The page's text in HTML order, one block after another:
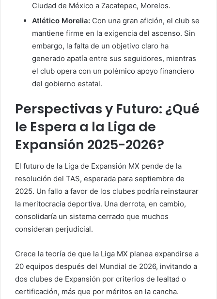
Ciudad de México a Zacatepec, Morelos.
Atlético Morelia: Con una gran afición, el club se
mantiene firme en la exigencia del ascenso. Sin
embargo, la falta de un objetivo claro ha
generado apatía entre sus seguidores, mientras
el club opera con un polémico apoyo financiero
del gobierno estatal.
Perspectivas y Futuro: ¿Qué
le Espera a la Liga de
Expansión 2025-2026?
El futuro de la Liga de Expansión MX pende de la
resolución del TAS, esperada para septiembre de
2025. Un fallo a favor de los clubes podría reinstaurar
la meritocracia deportiva. Una derrota, en cambio,
consolidaría un sistema cerrado que muchos
consideran perjudicial.
Crece la teoría de que la Liga MX planea expandirse a
20 equipos después del Mundial de 2026, invitando a
dos clubes de Expansión por criterios de lealtad o
certificación, más que por méritos en la cancha.